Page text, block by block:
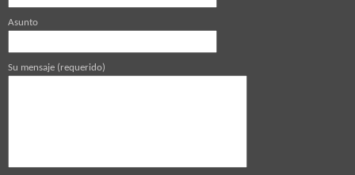
Asunto
Su mensaje (requerido)